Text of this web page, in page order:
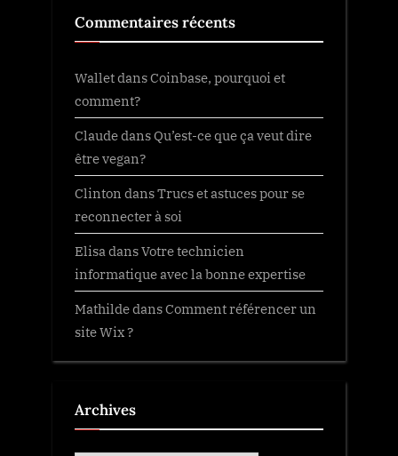
Commentaires récents
WalletdansCoinbase, pourquoi et
comment?
ClaudedansQu’est-ce que ça veut dire
être vegan?
Clinton dansTrucs et astuces pour se
reconnecter à soi
Elisa dansVotre technicien
informatique avec la bonne expertise
MathildedansComment référencer un
site Wix ?
Archives